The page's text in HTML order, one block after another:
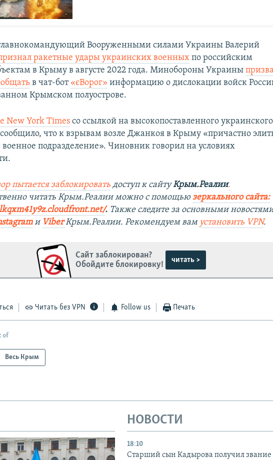
главнокомандующий Вооруженными силами Украины Валерий
ракетные удары украинских военных по российским
в Крыму в августе 2022 года. Минобороны Украины
в чат-бот «єВорог» информацию о дислокации войск
Крымском полуострове.
New York Times со ссылкой на высокопоставленного украинского
что к взрывам возле Джанкоя в Крыму «причастно
подразделение». Чиновник говорил на условиях
пытается заблокировать доступ к сайтуКрым.Реалии.
читать Крым.Реалии можно с помощьюзеркального сайта:
. ​ Также следите за основными
и ViberКрым.Реалии. Рекомендуем вам установить VPN.
Сайт заблокирован?
Обойдите блокировку!
читать >
Читать без VPN Follow us Печать
of
Весь Крым
НОВОСТИ
18:10
Старший сын Кадырова получил звание